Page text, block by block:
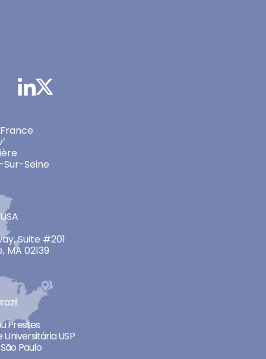
France
Seine
Suite #201
MA 02139
Prestes
Universitária USP
Paulo